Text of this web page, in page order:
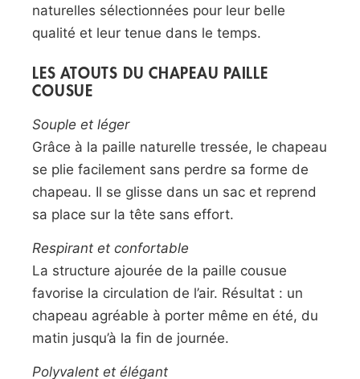
naturelles sélectionnées pour leur belle
qualité et leur tenue dans le temps.
LES ATOUTS DU CHAPEAU PAILLE
COUSUE
Souple et léger
Grâce à la paille naturelle tressée, le chapeau
se plie facilement sans perdre sa forme de
chapeau. Il se glisse dans un sac et reprend
sa place sur la tête sans effort.
Respirant et confortable
La structure ajourée de la paille cousue
favorise la circulation de l’air. Résultat : un
chapeau agréable à porter même en été, du
matin jusqu’à la fin de journée.
Polyvalent et élégant